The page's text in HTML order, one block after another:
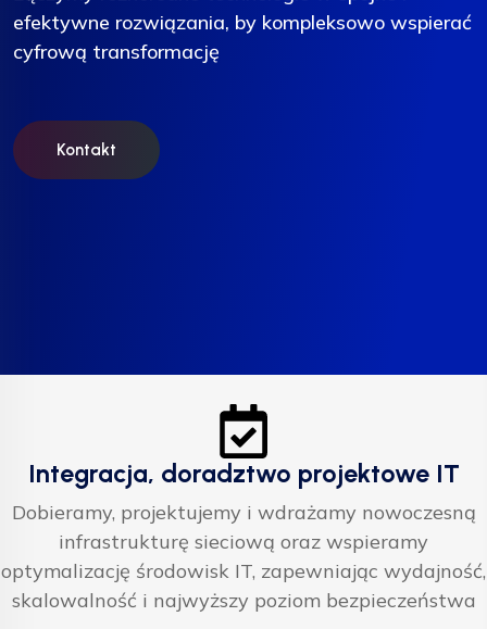
efektywne rozwiązania, by kompleksowo wspierać
cyfrową transformację
Kontakt
efektywne rozwiązania, by kompleksowo wspierać
cyfrową transformację
Kontakt
efektywne rozwiązania, by kompleksowo wspierać
cyfrową transformację
Kontakt
Integracja, doradztwo projektowe IT
Dobieramy, projektujemy i wdrażamy nowoczesną
infrastrukturę sieciową oraz wspieramy
optymalizację środowisk IT, zapewniając wydajność,
skalowalność i najwyższy poziom bezpieczeństwa